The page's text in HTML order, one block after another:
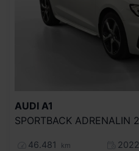
AUDI A1
46.481 km
2022